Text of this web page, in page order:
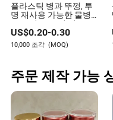
플라스틱 병과 뚜껑, 투
명 재사용 가능한 물병,
주스 병, 스무디 병, 주스
용기용으로 사용됩니다
US$0.20-0.30
10,000 조각 (MOQ)
주문 제작 가능